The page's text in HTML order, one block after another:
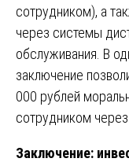
сотрудником), а
через системы
обслуживания. В
заключение
000 рублей
сотрудником
Заключение: